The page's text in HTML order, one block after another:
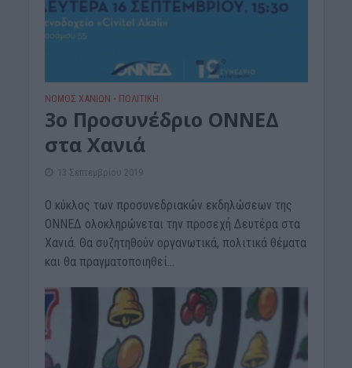
ΝΟΜΌΣ ΧΑΝΊΩΝ • ΠΟΛΙΤΙΚΗ
3ο Προσυνέδριο ΟΝΝΕΔ
στα Χανιά
13 Σεπτεμβρίου 2019
Ο κύκλος των προσυνεδριακών εκδηλώσεων της
ΟΝΝΕΔ ολοκληρώνεται την προσεχή Δευτέρα στα
Χανιά. Θα συζητηθούν οργανωτικά, πολιτικά θέματα
και θα πραγματοποιηθεί...